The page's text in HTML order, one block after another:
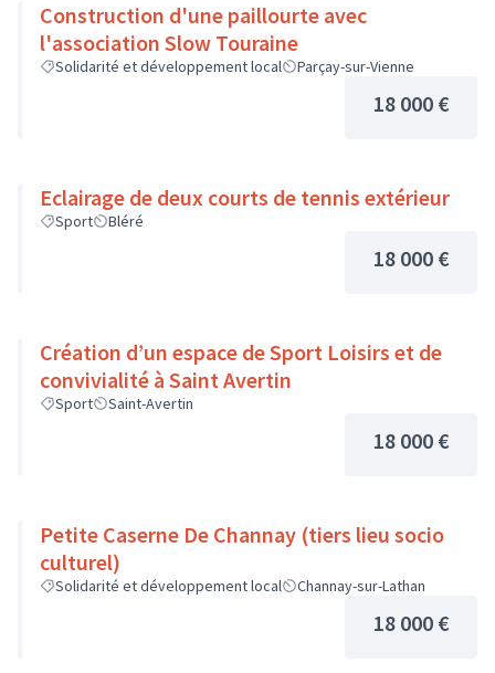
Construction d'une paillourte avec
l'association Slow Touraine
Solidarité et développement local Parçay-sur-Vienne
18 000 €
Eclairage de deux courts de tennis extérieur
Sport Bléré
18 000 €
Création d’un espace de Sport Loisirs et de
convivialité à Saint Avertin
Sport Saint-Avertin
18 000 €
Petite Caserne De Channay (tiers lieu socio
culturel)
Solidarité et développement local Channay-sur-Lathan
18 000 €